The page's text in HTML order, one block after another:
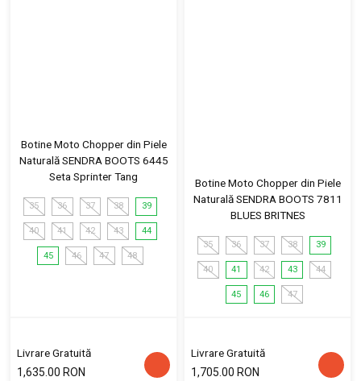
Botine Moto Chopper din Piele
Naturală SENDRA BOOTS 6445
Seta Sprinter Tang
35 36 37 38 39
40 41 42 43 44
45 46 47 48
Livrare Gratuită
1,635.00 RON
Botine Moto Chopper din Piele
Naturală SENDRA BOOTS 7811
BLUES BRITNES
35 36 37 38 39
40 41 42 43 44
45 46 47
Livrare Gratuită
1,705.00 RON